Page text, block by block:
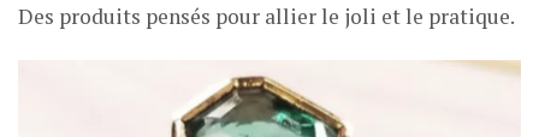
Des produits pensés pour allier le joli et le pratique.